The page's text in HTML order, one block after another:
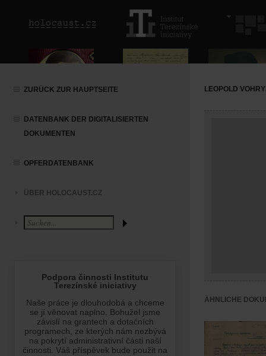
ZURÜCK ZUR HAUPTSEITE
DATENBANK DER DIGITALISIERTEN
DOKUMENTEN
OPFERDATENBANK
ÜBER HOLOCAUST.CZ
LEOPOLD
ÄHNLICHE